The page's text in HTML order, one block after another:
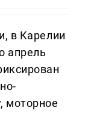
в Карелии
апрель
моторное